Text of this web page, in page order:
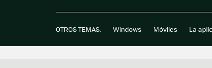
OTROS TEMAS: Windows Móviles La